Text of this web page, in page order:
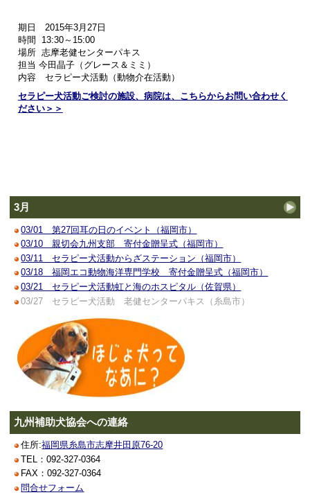
期日 2015年3月27日
時間 13:30～15:00
場所 志摩老健センターパキス
担当 今田晶子（グレース＆ミミ）
内容 セラピー犬活動（動物介在活動）
セラピー犬活動ご検討の施設、病院は、こちらからお問い合わせく
ださい＞＞
3月
03/01 第27回耳の日のイベント（福岡市）
03/10 親切会九州支部 寄付金贈呈式（福岡市）
03/11 セラピー犬活動からざステーション（福岡市）
03/18 福岡エコ動物海洋専門学校 寄付金贈呈式（福岡市）
03/21 セラピー犬活動虹と海のホスピタル（佐賀県）
03/27 セラピー犬活動 老健センターパキス（糸島市）
九州補助犬協会への連絡
住所:福岡県糸島市志摩井田原76-20
TEL：092-327-0364
FAX：092-327-0364
問合せフォーム